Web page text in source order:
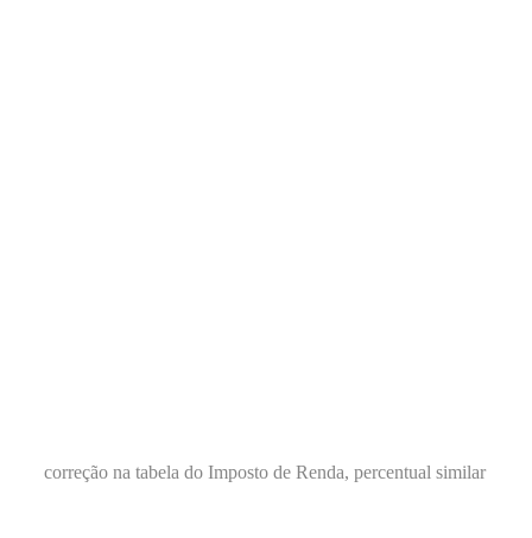
correção na tabela do Imposto de Renda, percentual similar